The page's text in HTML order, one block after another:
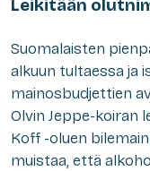
Leikitään
Suomalaisten
alkuun tultaessa ja
mainosbudjettien
Olvin Jeppe-koiran
Koff -oluen
muistaa, että